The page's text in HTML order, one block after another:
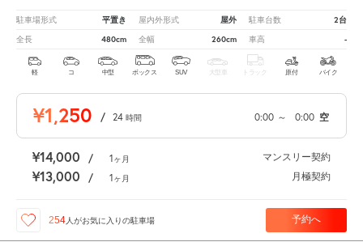
駐車場形式 平置き 屋内外形式 屋外 駐車台数 2台
全長 480cm 全幅 260cm 車高 -
軽 コ 中型 ボックス SUV 大型車 トラック 原付 バイク
¥1,250 / 24 時間 0:00 ～ 0:00 空
¥14,000 / 1ヶ月 マンスリー契約
¥13,000 / 1ヶ月 月極契約
254 人がお気に入りの駐車場 予約へ